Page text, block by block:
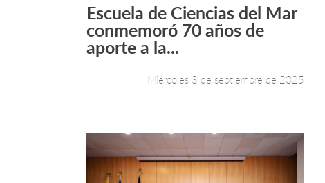
Leer más +
Escuela de Ciencias del Mar
conmemoró 70 años de
aporte a la...
Miércoles 3 de septiembre de 2025